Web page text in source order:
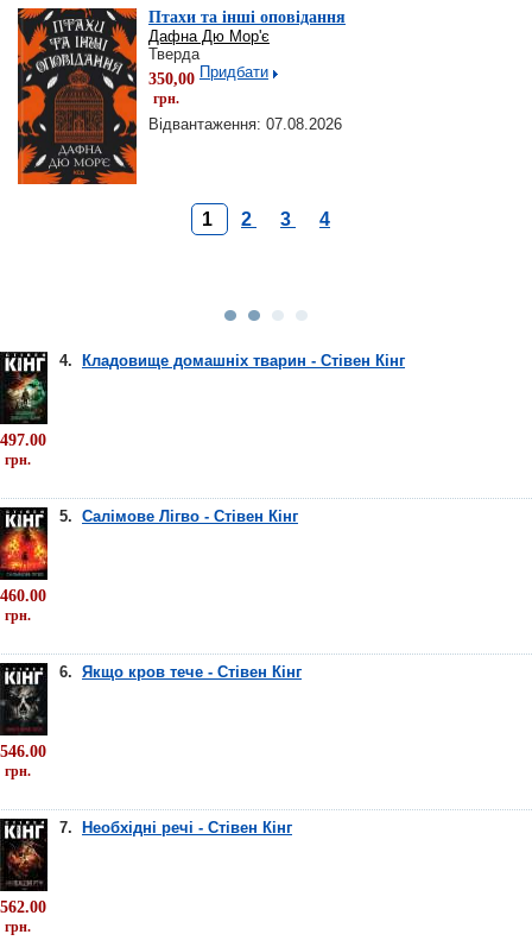
Птахи та інші оповідання
Дафна Дю Мор'є
Тверда
350,00
грн.
Придбати
Відвантаження: 07.08.2026
1 2 3 4
4. Кладовище домашніх тварин - Стівен Кінг
497.00
грн.
5. Салімове Лігво - Стівен Кінг
460.00
грн.
6. Якщо кров тече - Стівен Кінг
546.00
грн.
7. Необхідні речі - Стівен Кінг
562.00
грн.